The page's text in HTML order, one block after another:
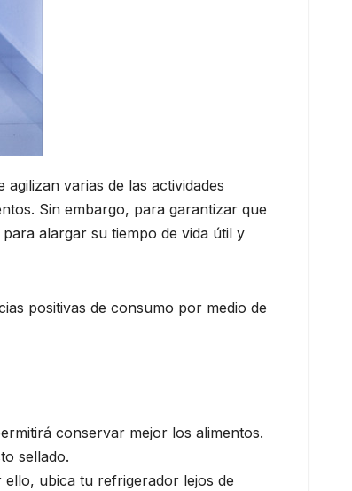
varias de las actividades
Sin embargo, para garantizar que
alargar su tiempo de vida útil y
positivas de consumo por medio de
conservar mejor los alimentos.
sellado.
ubica tu refrigerador lejos de